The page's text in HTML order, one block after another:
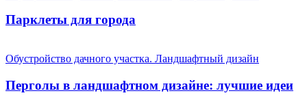
Парклеты для города
Обустройство дачного участка. Ландшафтный дизайн
Перголы в ландшафтном дизайне: лучшие идеи